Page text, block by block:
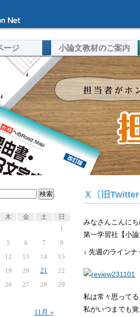
ージ 小論文教材のご案内
木 金 土 日
11月 »
1
5 6 7
8
12 13 14
15
19 20 21
22
26 27 28
29
Ｘ〔旧Twitter
みなさんこんにち
第一学習社【小
↓ 先週のライン
私は常々思って
私がいつまでも